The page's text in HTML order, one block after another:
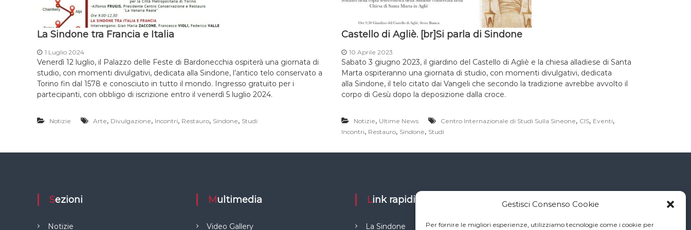
Gestisci Consenso Cookie
Per fornire le migliori esperienze, utilizziamo tecnologie come i cookie per
La Sindone tra Francia e Italia
1 Luglio 2024
Venerdì 12 luglio, il Palazzo delle Feste di Bardonecchia ospiterà una giornata di
studio, con momenti divulgativi, dedicata alla Sindone, l’antico telo conservato a
Torino fin dal 1578 e conosciuto in tutto il mondo. Ingresso gratuito per i
partecipanti, con obbligo di iscrizione entro il venerdì 5 luglio 2024.
Notizie Arte, Divulgazione, Incontri, Restauro, Sindone, Studi
Castello di Agliè. [br]Si parla di Sindone
10 Aprile 2023
Sabato 3 giugno 2023, il giardino del Castello di Agliè e la chiesa alladiese di Santa
Marta ospiteranno una giornata di studio, con momenti divulgativi, dedicata
alla Sindone, il telo citato dai Vangeli che secondo la tradizione avrebbe avvolto il
corpo di Gesù dopo la deposizione dalla croce.
Notizie, Ultime News Centro Internazionale di Studi Sulla Sineone, CIS, Eventi,
Incontri, Restauro, Sindone, Studi
Sezioni
Notizie
Multimedia
Video Gallery
Link rapidi
La Sindone
Connessioni
Diocesi di Torino